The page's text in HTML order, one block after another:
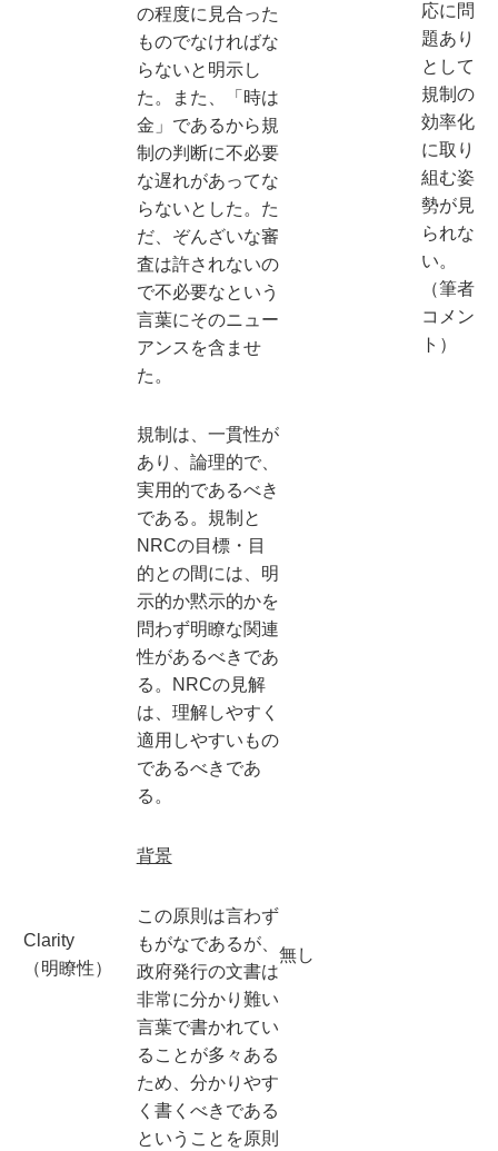
の程度に見合った
ものでなければな
らないと明示し
た。また、「時は
金」であるから規
制の判断に不必要
な遅れがあってな
らないとした。た
だ、ぞんざいな審
査は許されないの
で不必要なという
言葉にそのニュー
アンスを含ませ
た。
応に問
題あり
として
規制の
効率化
に取り
組む姿
勢が見
られな
い。
（筆者
コメン
ト）
Clarity
（明瞭性）
規制は、一貫性が
あり、論理的で、
実用的であるべき
である。規制と
NRCの目標・目
的との間には、明
示的か黙示的かを
問わず明瞭な関連
性があるべきであ
る。NRCの見解
は、理解しやすく
適用しやすいもの
であるべきであ
る。
背景
この原則は言わず
もがなであるが、
政府発行の文書は
非常に分かり難い
言葉で書かれてい
ることが多々ある
ため、分かりやす
く書くべきである
ということを原則
無し